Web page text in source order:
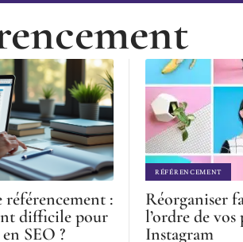
:
difficile pour
SEO ?
RÉFÉRENCEMENT
Réorganiser
l’ordre de
Instagram